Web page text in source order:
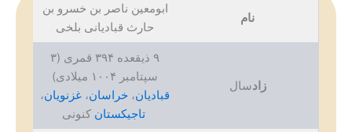
نام
ابومعین ناصر بن خسرو بن
حارث قبادیانی بلخی
زادسال
۹ ذیقعده ۳۹۴ قمری (۳
سپتامبر ۱۰۰۴ میلادی)
قبادیان، خراسان، غزنویان،
تاجیکستان کنونی